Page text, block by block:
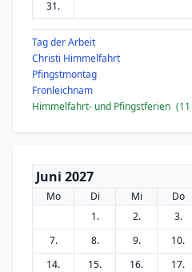
31.
Tag der Arbeit
Christi Himmelfahrt
Pfingstmontag
Fronleichnam
Himmelfahrt- und Pfingstferien (11
Juni 2027
Mo Di Mi Do
1.
2. 3.
7.
8. 9. 10.
14.
15. 16. 17.